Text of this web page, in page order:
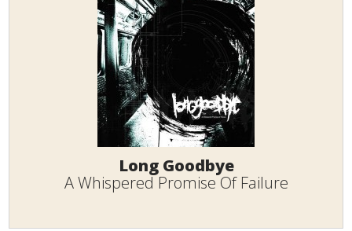
Long Goodbye
A Whispered Promise Of Failure